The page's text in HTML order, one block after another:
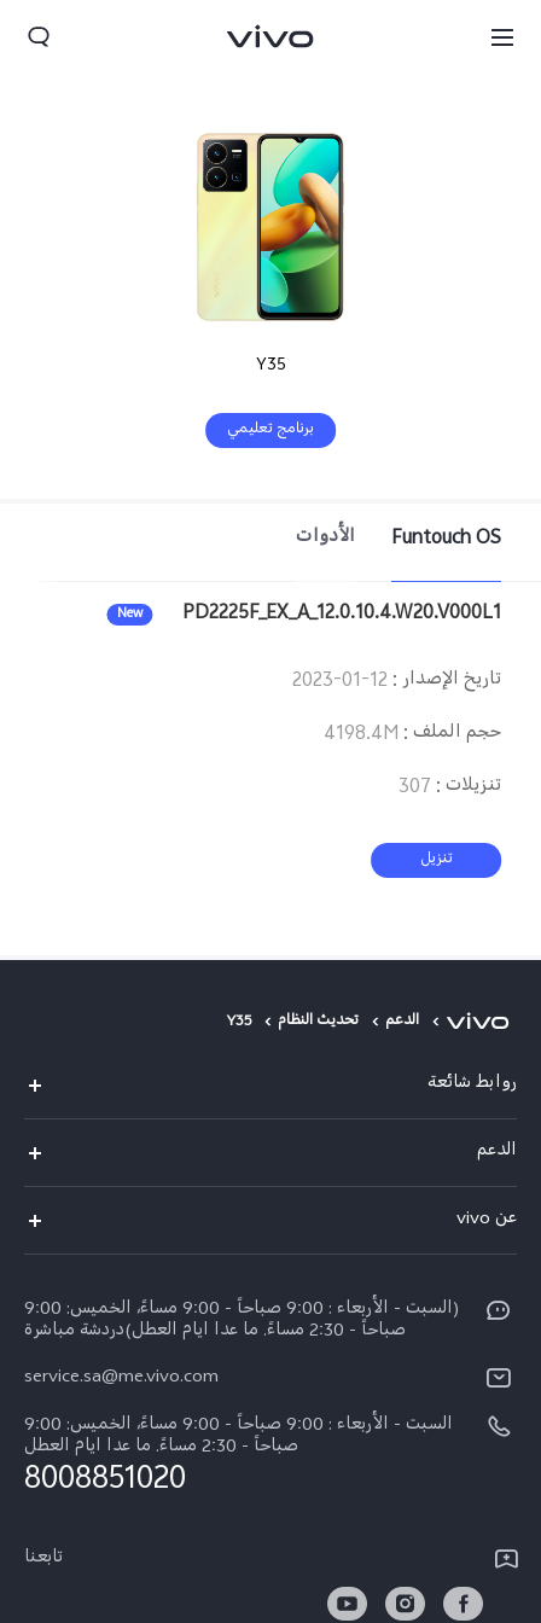
Saudi Arabia (AR) | حدد البلد/المنطقة
Y35
برنامج تعليمي
Funtouch OS الأدوات
PD2225F_EX_A_12.0.10.4.W20.V000L1
New
تاريخ الإصدار:
2023-01-12
حجم الملف :
4198.4M
تنزيلات:
307
تنزيل
الدعم تحديث النظام Y35
روابط شائعة
X200 FE (New)
Y39 5G
Y04
V40 5G
V40 Lite 5G
الدعم
مراكز الصيانة
Funtouch OS
أسعار قطع الغيار
تحديثات النظام
بيان الخصوصية بشأن خدمة العملاء
تنزيل جداول LUT لاستعادة السجل
عن vivo
الأخبار
الإشعارات القانونية
نبذة عنا
الأخبار
(السبت - الأربعاء : 9:00 صباحاً - 9:00 مساءً، الخميس: 9:00
صباحاً - 2:30 مساءً. ما عدا ايام العطل)دردشة مباشرة
service.sa@me.vivo.com
السبت - الأربعاء : 9:00 صباحاً - 9:00 مساءً، الخميس: 9:00
صباحاً - 2:30 مساءً. ما عدا ايام العطل
8008851020
تابعنا